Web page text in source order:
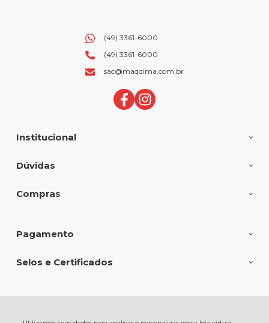
Institucional
Dúvidas
Compras
(49) 3361-6000
(49) 3361-6000
sac@maqdima.com.br
Pagamento
Selos e Certificados
Machado - 3435D - Bela Vista - 89804-000 - Chapecó - SC